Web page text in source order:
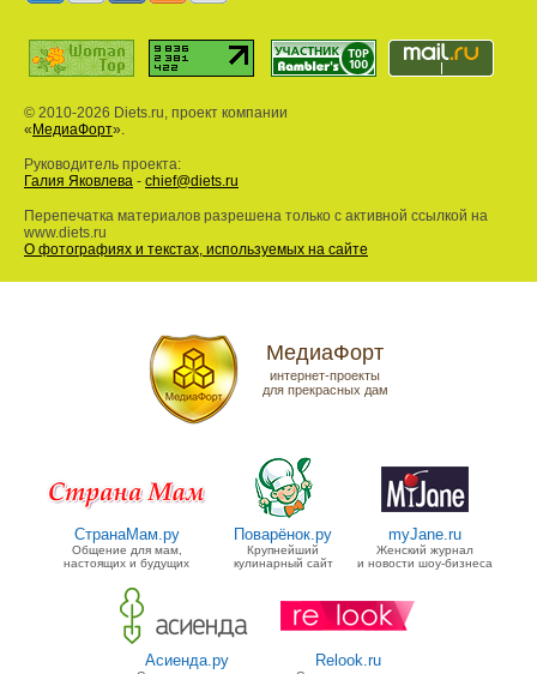
© 2010-2026 Diets.ru, проект компании
« МедиаФорт».
Руководитель проекта:
Галия Яковлева - chief@diets.ru
Перепечатка материалов разрешена только с активной ссылкой на
www.diets.ru
О фотографиях и текстах, используемых на сайте
МедиаФорт
интернет-проекты
для прекрасных дам
СтранаМам.ру
Общение для мам,
настоящих и будущих
Поварёнок.ру
Крупнейший
кулинарный сайт
myJane.ru
Женский журнал
и новости шоу-бизнеса
Асиенда.ру Relook.ru